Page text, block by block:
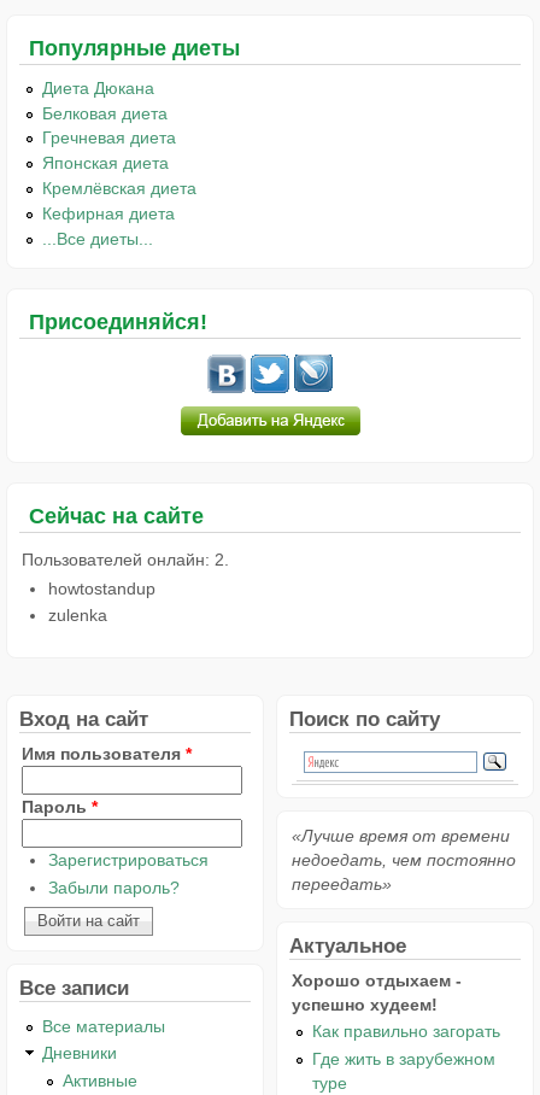
Популярные диеты
Диета Дюкана
Белковая диета
Гречневая диета
Японская диета
Кремлёвская диета
Кефирная диета
...Все диеты...
Присоединяйся!
Сейчас на сайте
Пользователей онлайн: 2.
howtostandup
zulenka
Вход на сайт
Имя пользователя *
Пароль *
Зарегистрироваться
Забыли пароль?
Все записи
Все материалы
Дневники
Активные
Поиск по сайту
«Лучше время от времени
недоедать, чем постоянно
переедать»
Актуальное
Хорошо отдыхаем -
успешно худеем!
Как правильно загорать
Где жить в зарубежном
туре